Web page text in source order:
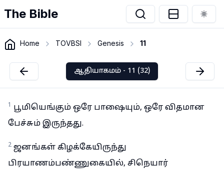
The Bible
Home TOVBSI Genesis 11
ஆதியாகமம் - 11 (32)
1 பூமியெங்கும் ஒரே பாஷையும், ஒரே விதமான
பேச்சும் இருந்தது.
2 ஜனங்கள் கிழக்கேயிருந்து
பிரயாணம்பண்ணுகையில், சிநெயார்